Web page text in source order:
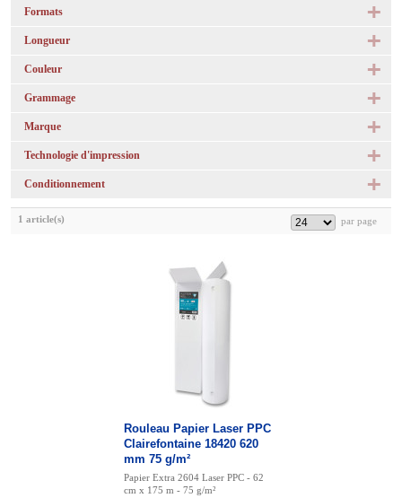
Formats
Longueur
Couleur
Grammage
Marque
Technologie d'impression
Conditionnement
1 article(s)
Rouleau Papier Laser PPC
Clairefontaine 18420 620
mm 75 g/m²
Papier Extra 2604 Laser PPC - 62
cm x 175 m - 75 g/m²